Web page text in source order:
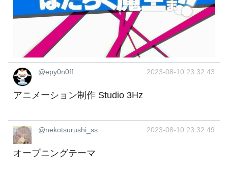
@epy0n0ff 2023-08-10 23:32:43
アニメーション制作 Studio 3Hz
@nekotsurushi_ss 2023-08-10 23:32:49
オープニングテーマ